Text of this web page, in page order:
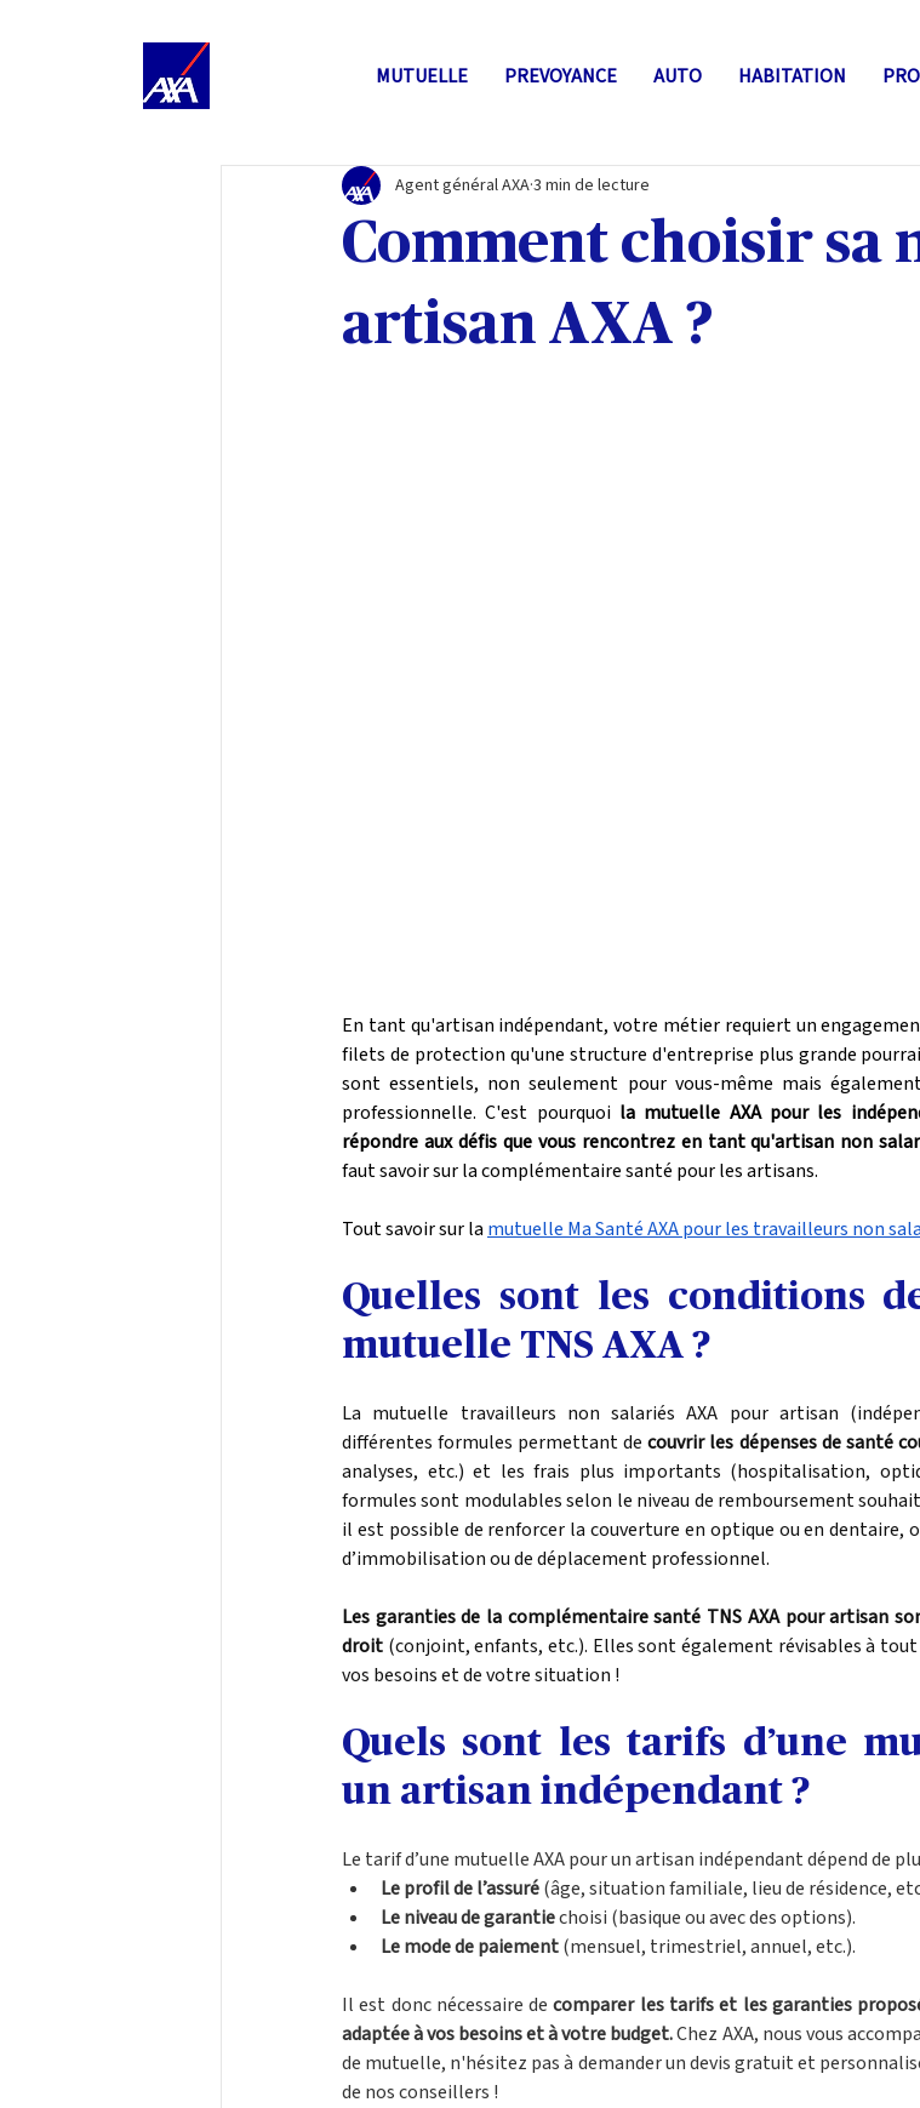
MUTUELLE PREVOYANCE AUTO HABITATION
Comment choisir sa
artisan AXA ?
Agent général AXA3 min de lecture
En tant qu'artisan indépendant, votre métier requiert un
filets de protection qu'une structure d'entreprise plus grande
sont essentiels, non seulement pour vous-même mais
professionnelle. C'est pourquoi la mutuelle AXA pour les
répondre aux défis que vous rencontrez en tant qu'artisan non
faut savoir sur la complémentaire santé pour les artisans.
Tout savoir sur la mutuelle Ma Santé AXA pour les travailleurs non
Quelles sont les conditions
mutuelle TNS AXA ?
La mutuelle travailleurs non salariés AXA pour artisan
différentes formules permettant de couvrir les dépenses de santé
analyses, etc.) et les frais plus importants (hospitalisation,
formules sont modulables selon le niveau de remboursement
il est possible de renforcer la couverture en optique ou en dentaire,
d’immobilisation ou de déplacement professionnel.
Les garanties de la complémentaire santé TNS AXA pour artisan
droit (conjoint, enfants, etc.). Elles sont également révisables à
vos besoins et de votre situation !
Quels sont les tarifs d’une
un artisan indépendant ?
Le tarif d’une mutuelle AXA pour un artisan indépendant dépend de
Le profil de l’assuré (âge, situation familiale, lieu de résidence,
Le niveau de garantie choisi (basique ou avec des options).
Le mode de paiement (mensuel, trimestriel, annuel, etc.).
Il est donc nécessaire de comparer les tarifs et les garanties
adaptée à vos besoins et à votre budget. Chez AXA, nous vous
de mutuelle, n'hésitez pas à demander un devis gratuit et
de nos conseillers !